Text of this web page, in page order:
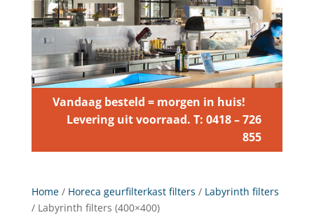
Vandaag besteld = morgen in huis!
Levering uit voorraad. T: 0418 – 726
855
Home/ Horeca geurfilterkast filters / Labyrinth filters
/ Labyrinth filters (400×400)